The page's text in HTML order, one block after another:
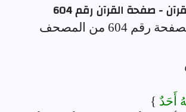
- صفحة القرآن رقم 604
أَحَدٌ }